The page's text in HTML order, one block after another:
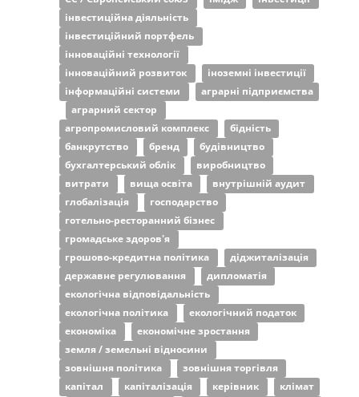
інвестиційна діяльність
інвестиційний портфель
інноваційні технології
інноваційний розвиток
іноземні інвестиції
інформаційні системи
аграрні підприємства
аграрний сектор
агропромисловий комплекс
бідність
банкрутство
бренд
будівництво
бухгалтерський облік
виробництво
витрати
вища освіта
внутрішній аудит
глобалізація
господарство
готельно-ресторанний бізнес
громадське здоров'я
грошово-кредитна політика
діджиталізація
державне регулювання
дипломатія
екологічна відповідальність
екологічна політика
екологічний податок
економіка
економічне зростання
земля / земельні відносини
зовнішня політика
зовнішня торгівля
капітал
капіталізація керівник
клімат